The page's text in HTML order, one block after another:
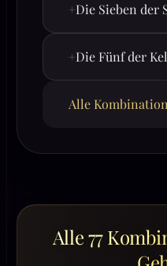
+Die Sieben der
+Die Fünf der
Alle
Alle 77